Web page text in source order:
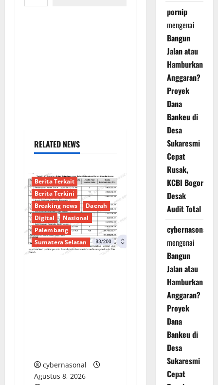
RELATED NEWS
Berita Terkait
Berita Terkini
Breaking news
Daerah
Digital
Nasional
Palembang
Sumatera Selatan
cybernasonal
Agustus 8, 2026
pornip
mengenai
Bangun
Jalan atau
Hamburkan
Anggaran?
Proyek
Dana
Bankeu di
Desa
Sukaresmi
Cepat
Rusak,
KCBI Bogor
Desak
Audit Total
cybernasonal
mengenai
Bangun
Jalan atau
Hamburkan
Anggaran?
Proyek
Dana
Bankeu di
Desa
Sukaresmi
Cepat